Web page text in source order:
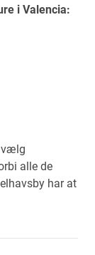
i Valencia:
vælg
alle de
har at